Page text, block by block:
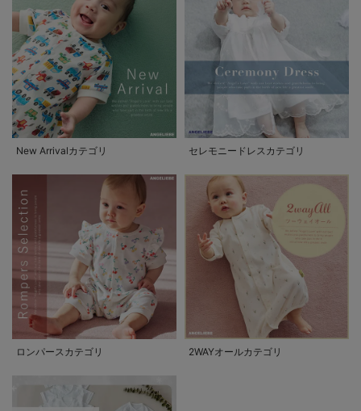
New Arrivalカテゴリ セレモニードレスカテゴリ
ロンパースカテゴリ 2WAYオールカテゴリ